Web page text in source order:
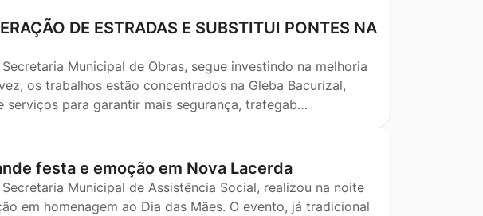
DE ESTRADAS E SUBSTITUI PONTES NA
Municipal de Obras, segue investindo na melhoria
os trabalhos estão concentrados na Gleba Bacurizal,
serviços para garantir mais segurança, trafegab…
festa e emoção em Nova Lacerda
Municipal de Assistência Social, realizou na noite
em homenagem ao Dia das Mães. O evento, já tradicional